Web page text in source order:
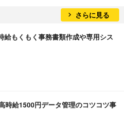
さらに見る
給もくもく事務書類作成や専用シス
時給1500円データ管理のコツコツ事